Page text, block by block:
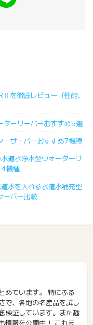
を徹底レビュー（性能、
ターサーバーおすすめ5選
ーサーバーおすすめ7機種
道水浄水型ウォーターサ
機種
水を入れる水道水補充型
ーバー比較
めています。 特にふる
で、各地の名産品を試し
検証しています。また趣
情報を公開中！ これま